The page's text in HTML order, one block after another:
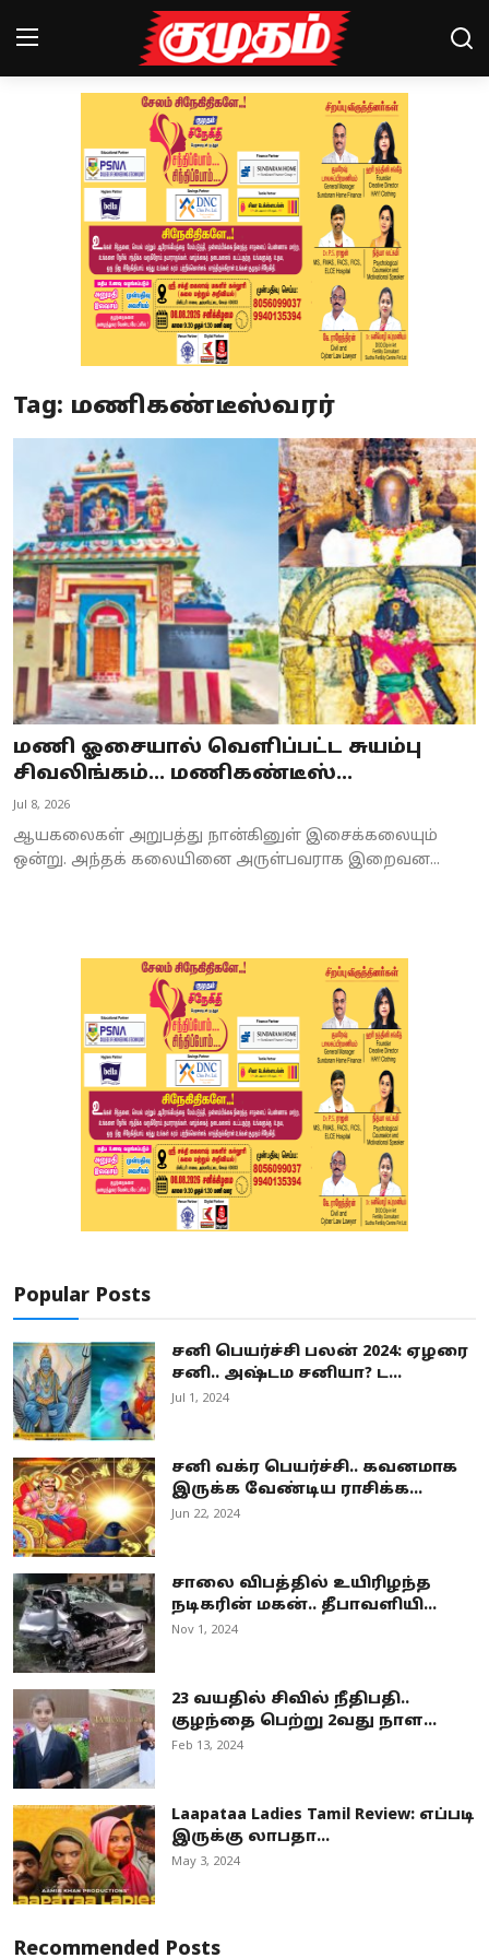
Magazines
Special Story
Business
Crime
Tamilnadu
National
World
Astrology
Spirituality
Weather
Tag: மணிகண்டீஸ்வரர்
மணி ஓசையால் வெளிப்பட்ட சுயம்பு
சிவலிங்கம்... மணிகண்டீஸ்...
Jul 8, 2026
ஆயகலைகள் அறுபத்து நான்கினுள் இசைக்கலையும்
ஒன்று. அந்தக் கலையினை அருள்பவராக இறைவன...
Popular Posts
சனி பெயர்ச்சி பலன் 2024: ஏழரை
சனி.. அஷ்டம சனியா? ட...
Jul 1, 2024
சனி வக்ர பெயர்ச்சி.. கவனமாக
இருக்க வேண்டிய ராசிக்க...
Jun 22, 2024
சாலை விபத்தில் உயிரிழந்த
நடிகரின் மகன்.. தீபாவளியி...
Nov 1, 2024
23 வயதில் சிவில் நீதிபதி..
குழந்தை பெற்று 2வது நாள...
Feb 13, 2024
Laapataa Ladies Tamil Review: எப்படி
இருக்கு லாபதா...
May 3, 2024
Recommended Posts